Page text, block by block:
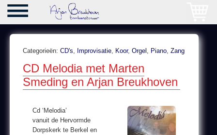
Categorieën: CD's, Improvisatie, Koor, Orgel , Piano, Zang
CD Melodia met Marten
Smeding en Arjan Breukhoven
Cd ‘Melodia’
vanuit de Hervormde
Dorpskerk te Berkel en